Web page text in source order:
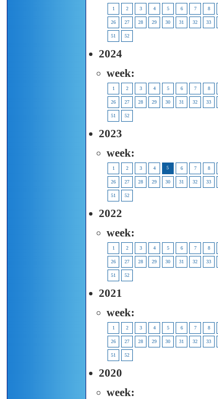
1 2 3 4 5 6 7 8
26 27 28 29 30 31 32 33
51 52
2024
week:
1 2 3 4 5 6 7 8
26 27 28 29 30 31 32 33
51 52
2023
week:
1 2 3 4 5 6 7 8
26 27 28 29 30 31 32 33
51 52
2022
week:
1 2 3 4 5 6 7 8
26 27 28 29 30 31 32 33
51 52
2021
week:
1 2 3 4 5 6 7 8
26 27 28 29 30 31 32 33
51 52
2020
week: